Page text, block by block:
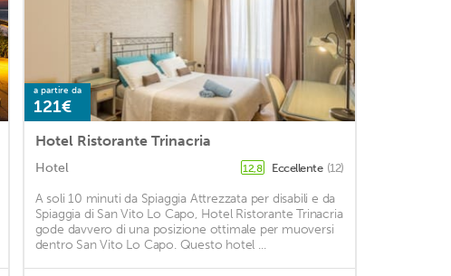
a partire da
121€
Hotel Ristorante Trinacria
Hotel 12,8 Eccellente (12)
A soli 10 minuti da Spiaggia Attrezzata per disabili e da
Spiaggia di San Vito Lo Capo, Hotel Ristorante Trinacria
gode davvero di una posizione ottimale per muoversi
dentro San Vito Lo Capo. Questo hotel ...